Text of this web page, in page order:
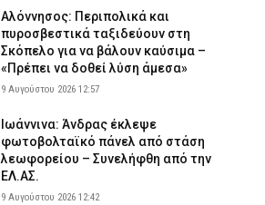
Αλόννησος: Περιπολικά και
πυροσβεστικά ταξιδεύουν στη
Σκόπελο για να βάλουν καύσιμα –
«Πρέπει να δοθεί λύση άμεσα»
9 Αυγούστου 2026 12:57
Ιωάννινα: Άνδρας έκλεψε
φωτοβολταϊκό πάνελ από στάση
λεωφορείου – Συνελήφθη από την
ΕΛ.ΑΣ.
9 Αυγούστου 2026 12:42